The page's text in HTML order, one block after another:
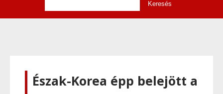
Észak-Korea épp belejött a